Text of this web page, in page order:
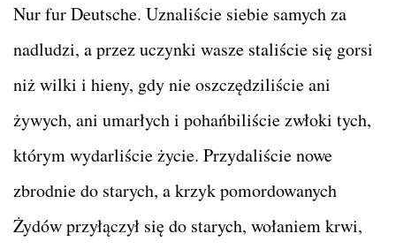
Nur fur Deutsche. Uznaliście siebie samych za
nadludzi, a przez uczynki wasze staliście się gorsi
niż wilki i hieny, gdy nie oszczędziliście ani
żywych, ani umarłych i pohańbiliście zwłoki tych,
którym wydarliście życie. Przydaliście nowe
zbrodnie do starych, a krzyk pomordowanych
Żydów przyłączył się do starych, wołaniem krwi,